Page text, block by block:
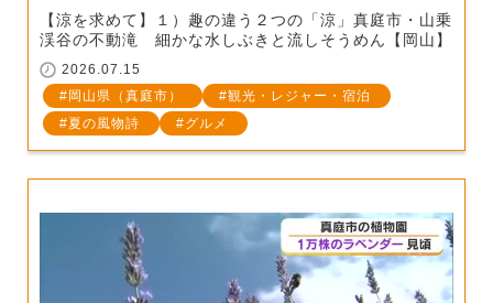
【涼を求めて】１）趣の違う２つの「涼」真庭市・山乗
渓谷の不動滝 細かな水しぶきと流しそうめん【岡山】
2026.07.15
岡山県（真庭市）
観光・レジャー・宿泊
夏の風物詩
グルメ